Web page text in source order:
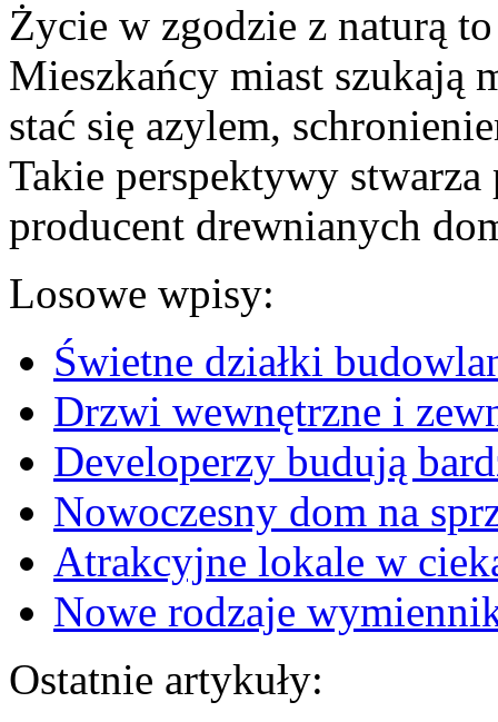
Życie w zgodzie z naturą
Mieszkańcy miast szukają
stać się azylem,
Takie perspektywy
producent drewnianych
Losowe wpisy:
Świetne działki
Drzwi wewnętrzne i
Developerzy budują
Nowoczesny dom na
Atrakcyjne lokale w
Nowe rodzaje
Ostatnie artykuły: